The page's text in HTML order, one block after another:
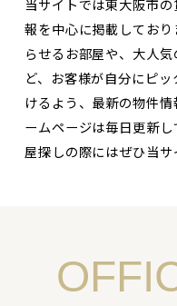
報を中心に掲載してお
らせるお部屋や、大人
ど、お客様が自分にピ
けるよう、最新の物件
ームページは毎日更新
屋探しの際にはぜひ当サ